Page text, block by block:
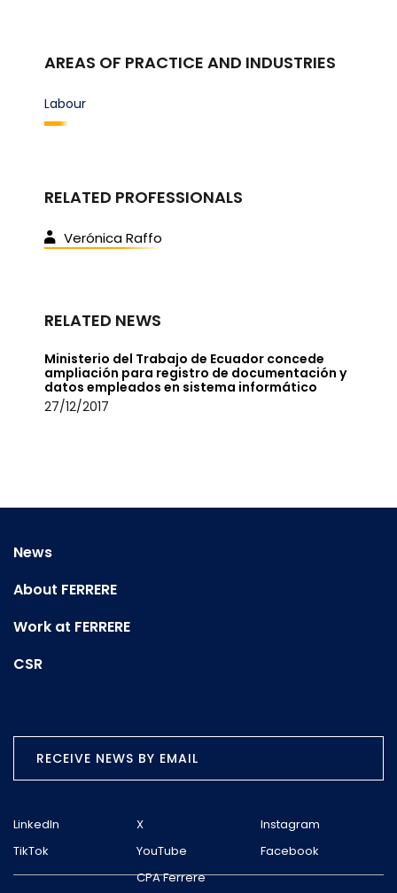
AREAS OF PRACTICE AND INDUSTRIES
Labour
RELATED PROFESSIONALS
Verónica Raffo
RELATED NEWS
Ministerio del Trabajo de Ecuador concede
ampliación para registro de documentación y
datos empleados en sistema informático
27/12/2017
News
About FERRERE
Work at FERRERE
CSR
RECEIVE NEWS BY EMAIL
LinkedIn X
Instagram
TikTok
YouTube Facebook
CPA Ferrere